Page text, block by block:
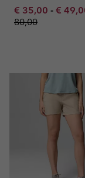
Minimum sale
€ 35,00 - €
80,00